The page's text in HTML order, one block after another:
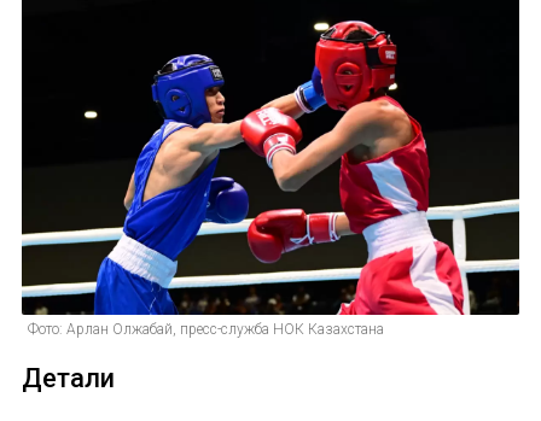
Фото: Арлан Олжабай, пресс-служба НОК Казахстана
Детали